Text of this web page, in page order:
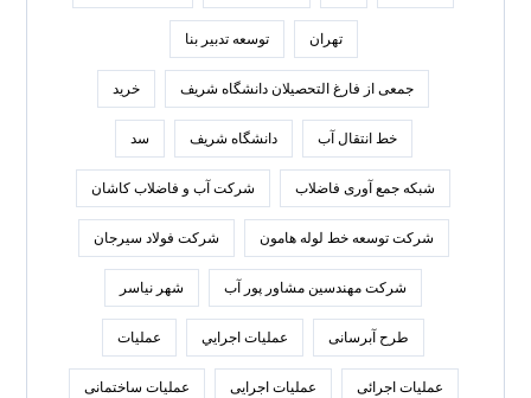
تهران توسعه تدبير بنا
جمعی از فارغ التحصیلان دانشگاه شریف خرید
خط انتقال آب دانشگاه شریف سد
شبکه جمع آوری فاضلاب شرکت آب و فاضلاب کاشان
شرکت توسعه خط لوله هامون شرکت فولاد سيرجان
شرکت مهندسین مشاور پور آب شهر نیاسر
طرح آبرسانی عمليات اجرايي عملیات
عملیات اجرائی عملیات اجرایی عملیات ساختمانی